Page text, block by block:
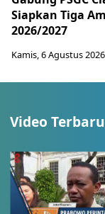
Siapkan Tiga
2026/2027
Kamis, 6 Agustus
Video Terbaru